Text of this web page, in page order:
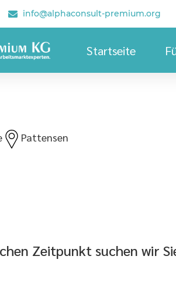
info@alphaconsult-premium.org
Startseite
Pattensen
Zeitpunkt suchen wir